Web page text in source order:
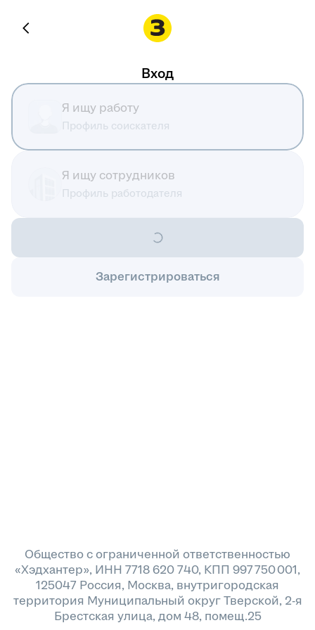
Вход
Я ищу работу
Профиль соискателя
Я ищу сотрудников
Профиль работодателя
Зарегистрироваться
Общество с ограниченной ответственностью
«Хэдхантер», ИНН 7718 620 740, КПП 997 750 001,
125047 Россия, Москва, внутригородская
территория Муниципальный округ Тверской, 2-я
Брестская улица, дом 48, помещ.25